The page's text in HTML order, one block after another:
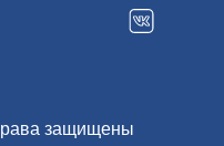
защищены